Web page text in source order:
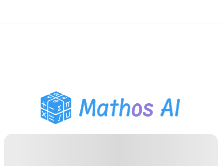
PDF Ödev Yardımcısı
Çalışma Araçları